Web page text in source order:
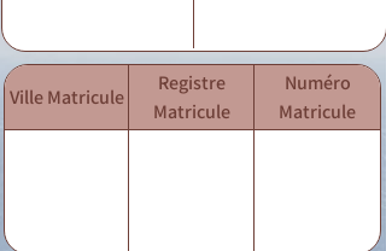
Ville Matricule
Registre
Matricule
Numéro
Matricule